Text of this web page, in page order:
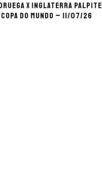
x Inglaterra palpite
do Mundo – 11/07/26